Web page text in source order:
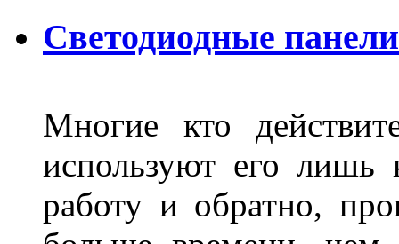
Светодиодные
Многие кто
используют его лишь
работу и обратно,